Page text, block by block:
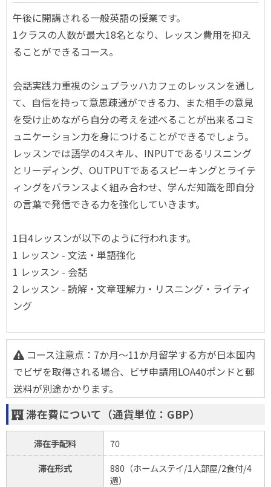
午後に開講される一般英語の授業です。
1クラスの人数が最大18名となり、レッスン費用を抑え
ることができるコース。
会話実践力重視のシュプラッハカフェのレッスンを通し
て、自信を持って意思疎通ができる力、また相手の意見
を受け止めながら自分の考えを述べることが出来るコミ
ュニケーション力を身につけることができるでしょう。
レッスンでは語学の4スキル、INPUTであるリスニング
とリーディング、OUTPUTであるスピーキングとライテ
ィングをバランスよく組み合わせ、学んだ知識を即自分
の言葉で発信できる力を強化していきます。
1日4レッスンが以下のように行われます。
1 レッスン - 文法・単語強化
1 レッスン - 会話
2 レッスン - 読解・文章理解力・リスニング・ライティ
ング
コース注意点：7か月～11か月留学する方が日本国内
でビザを取得される場合、ビザ申請用LOA40ポンドと郵
送料が別途かかります。
滞在費について（通貨単位：GBP）
滞在手配料
70
滞在形式
880（ホームステイ/1人部屋/2食付/4
週）